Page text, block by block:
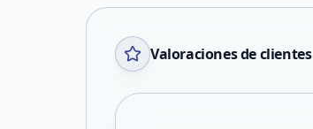
Valoraciones de clientes